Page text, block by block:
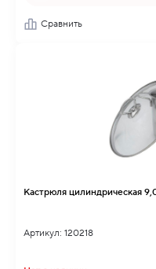
Сравнить
Кастрюля цилиндрическая
Артикул: 120218